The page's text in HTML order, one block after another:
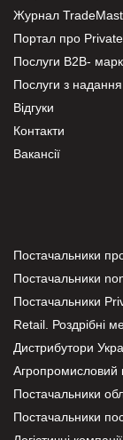
Журнал
Портал про
Послуги В2В-
Послуги з
Відгуки
Контакти
Вакансії
Постачальники
Постачальники
Постачальники
Retail. Роздрібні
Дистрибутори
Агропромисловий
Постачальники
Постачальники